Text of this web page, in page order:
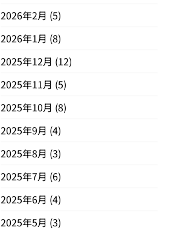
2026年2月 (5)
2026年1月 (8)
2025年12月 (12)
2025年11月 (5)
2025年10月 (8)
2025年9月 (4)
2025年8月 (3)
2025年7月 (6)
2025年6月 (4)
2025年5月 (3)